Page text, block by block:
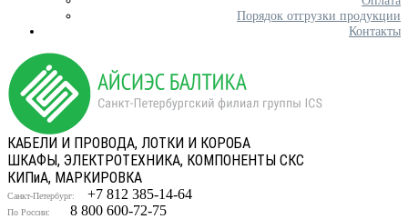
Порядок отгрузки продукции
Контакты
КАБЕЛИ И ПРОВОДА, ЛОТКИ И КОРОБА
ШКАФЫ, ЭЛЕКТРОТЕХНИКА, КОМПОНЕНТЫ СКС
КИПиА, МАРКИРОВКА
Санкт-Петербург: +7 812 385-14-64
По России: 8 800 600-72-75